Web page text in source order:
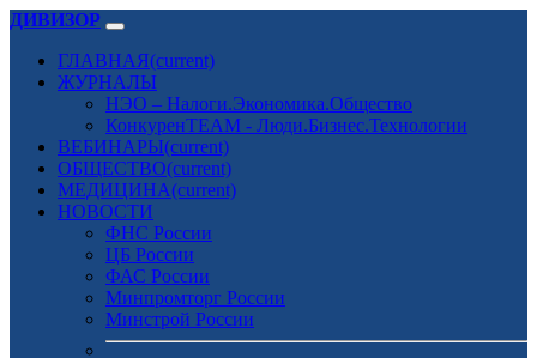
ДИВИЗОР
ГЛАВНАЯ(current)
ЖУРНАЛЫ
НЭО – Налоги.Экономика.Общество
КонкуренTEAM - Люди.Бизнес.Технологии
ВЕБИНАРЫ(current)
ОБЩЕСТВО(current)
МЕДИЦИНА(current)
НОВОСТИ
ФНС России
ЦБ России
ФАС России
Минпромторг России
Минстрой России